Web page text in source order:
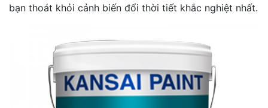
bạn thoát khỏi cảnh biến đổi thời tiết khắc nghiệt nhất.